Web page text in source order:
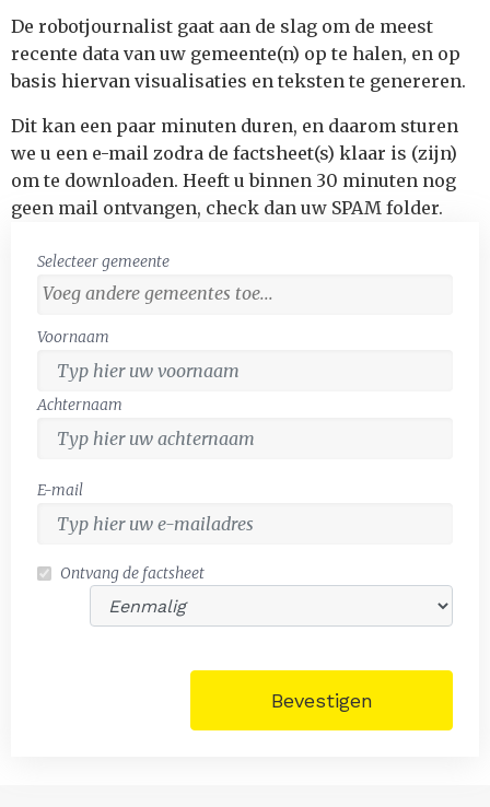
De robotjournalist gaat aan de slag om de meest
recente data van uw gemeente(n) op te halen, en op
basis hiervan visualisaties en teksten te genereren.
Dit kan een paar minuten duren, en daarom sturen
we u een e-mail zodra de factsheet(s) klaar is (zijn)
om te downloaden. Heeft u binnen 30 minuten nog
geen mail ontvangen, check dan uw SPAM folder.
Selecteer gemeente
Voornaam
Achternaam
E-mail
Ontvang de factsheet
Bevestigen